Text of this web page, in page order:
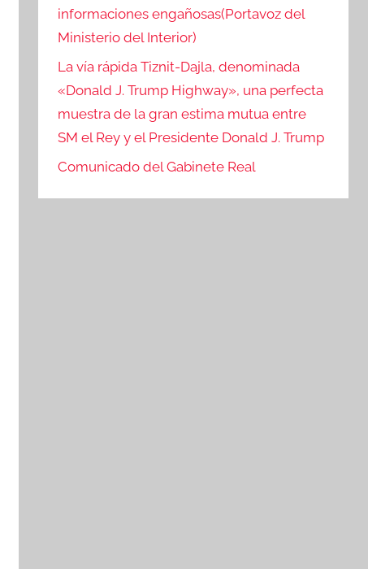
informaciones engañosas(Portavoz del
Ministerio del Interior)
La vía rápida Tiznit-Dajla, denominada
«Donald J. Trump Highway», una perfecta
muestra de la gran estima mutua entre
SM el Rey y el Presidente Donald J. Trump
Comunicado del Gabinete Real